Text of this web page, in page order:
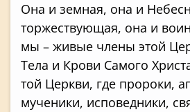
Она и земная, она и
торжествующая, она и
мы – живые члены этой
Тела и Крови Самого
той Церкви, где пророки,
мученики, исповедники,